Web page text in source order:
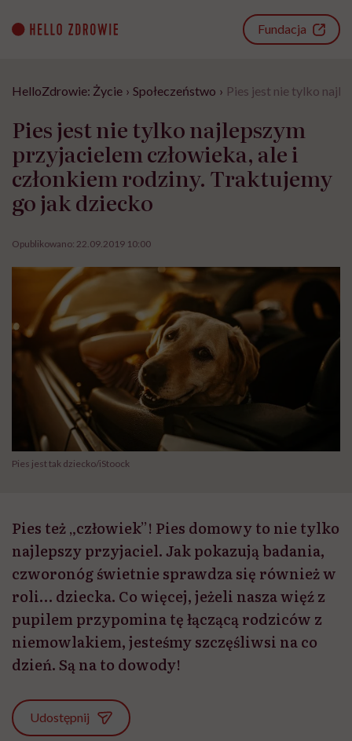
content
Fundacja
HelloZdrowie: Życie › Społeczeństwo › Pies jest nie tylko
Pies jest nie tylko najlepszym
przyjacielem człowieka, ale i
członkiem rodziny. Traktujemy
go jak dziecko
Opublikowano: 22.09.2019 10:00
Pies jest tak dziecko/iStoock
Pies też „człowiek”! Pies domowy to nie tylko
najlepszy przyjaciel. Jak pokazują badania,
czworonóg świetnie sprawdza się również w
roli… dziecka. Co więcej, jeżeli nasza więź z
pupilem przypomina tę łączącą rodziców z
niemowlakiem, jesteśmy szczęśliwsi na co
dzień. Są na to dowody!
Udostępnij